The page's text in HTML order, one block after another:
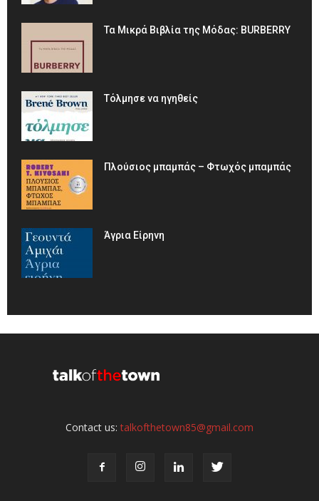
Τα Μικρά Βιβλία της Μόδας: BURBERRY
Τόλμησε να ηγηθείς
Πλούσιος μπαμπάς – Φτωχός μπαμπάς
Άγρια Είρηνη
Contact us:talkofthetown85@gmail.com